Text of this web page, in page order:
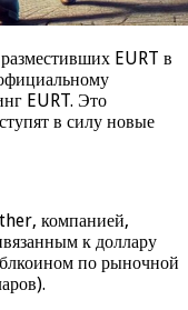
EURT в
EURT. Это
в силу новые
компанией,
к доллару
по рыночной